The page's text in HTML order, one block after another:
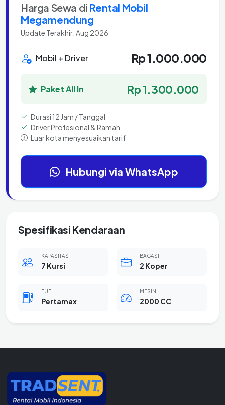
Harga Sewa di Rental Mobil
Megamendung
Update Terakhir: Aug 2026
Mobil + Driver Rp 1.000.000
Paket All In Rp 1.300.000
Durasi 12 Jam / Tanggal
Driver Profesional & Ramah
Luar kota menyesuaikan tarif
Hubungi via WhatsApp
Spesifikasi Kendaraan
KAPASITAS
7 Kursi
BAGASI
2 Koper
FUEL
Pertamax
MESIN
2000 CC